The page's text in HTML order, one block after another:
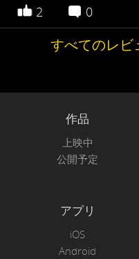
2 0
すべてのレビ
作品
上映中
公開予定
アプリ
iOS
Android